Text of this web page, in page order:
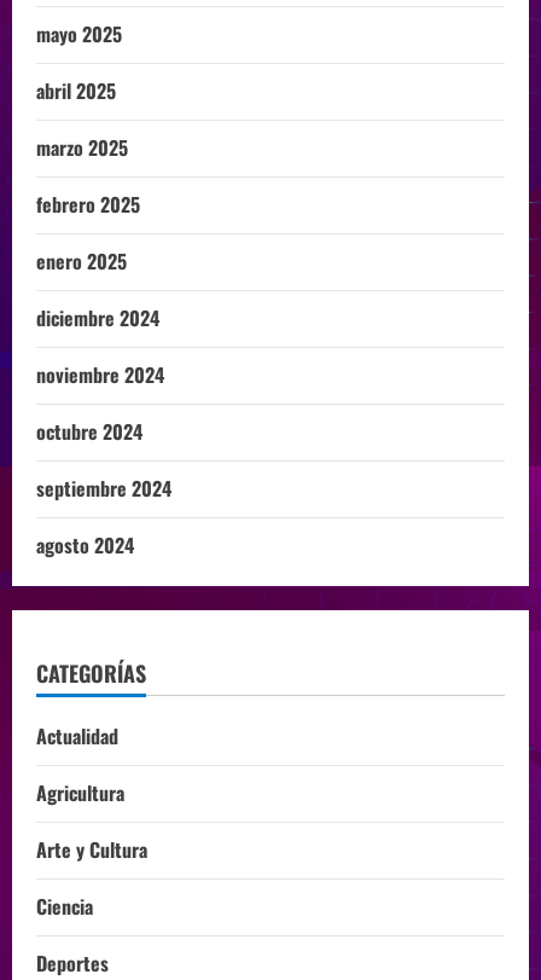
mayo 2025
abril 2025
marzo 2025
febrero 2025
enero 2025
diciembre 2024
noviembre 2024
octubre 2024
septiembre 2024
agosto 2024
CATEGORÍAS
Actualidad
Agricultura
Arte y Cultura
Ciencia
Deportes